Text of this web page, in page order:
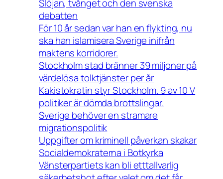
Slöjan, tvånget och den svenska
debatten
För 10 år sedan var han en flykting, nu
ska han islamisera Sverige inifrån
maktens korridorer.
Stockholm stad bränner 39 miljoner på
värdelösa tolktjänster per år
Kakistokratin styr Stockholm. 9 av 10 V
politiker är dömda brottslingar.
Sverige behöver en stramare
migrationspolitik
Uppgifter om kriminell påverkan skakar
Socialdemokraterna i Botkyrka
Vänsterpartiets kan bli etttallvarlig